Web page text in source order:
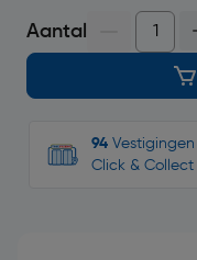
Aantal
94 Vestigingen
Click & Collect